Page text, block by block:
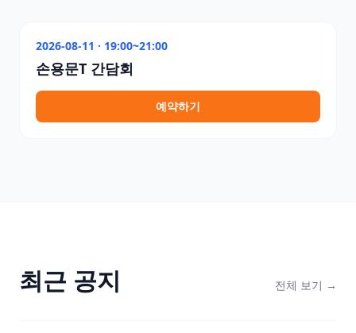
손용문T 예비고1 후행반 간담회
2026-08-11 · 19:00~21:00
손용문T 간담회
예약하기
최근 공지 전체 보기 →